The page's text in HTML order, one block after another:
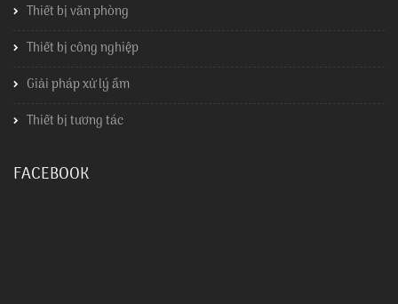
Thiết bị văn phòng
Thiết bị công nghiệp
Giải pháp xử lý ẩm
Thiết bị tương tác
FACEBOOK